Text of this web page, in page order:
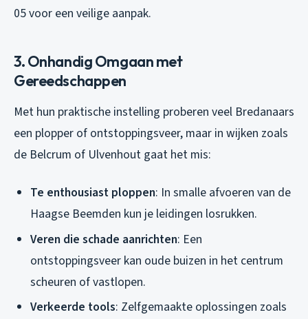
05 voor een veilige aanpak.
3. Onhandig Omgaan met
Gereedschappen
Met hun praktische instelling proberen veel Bredanaars
een plopper of ontstoppingsveer, maar in wijken zoals
de Belcrum of Ulvenhout gaat het mis:
Te enthousiast ploppen: In smalle afvoeren van de
Haagse Beemden kun je leidingen losrukken.
Veren die schade aanrichten: Een
ontstoppingsveer kan oude buizen in het centrum
scheuren of vastlopen.
Verkeerde tools: Zelfgemaakte oplossingen zoals